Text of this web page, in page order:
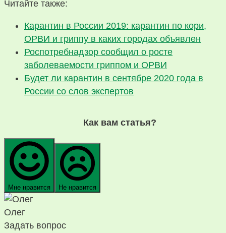
Читайте также:
Карантин в России 2019: карантин по кори,
ОРВИ и гриппу в каких городах объявлен
Роспотребнадзор сообщил о росте
заболеваемости гриппом и ОРВИ
Будет ли карантин в сентябре 2020 года в
России со слов экспертов
Как вам статья?
Мне нравится Не нравится
Олег
Задать вопрос